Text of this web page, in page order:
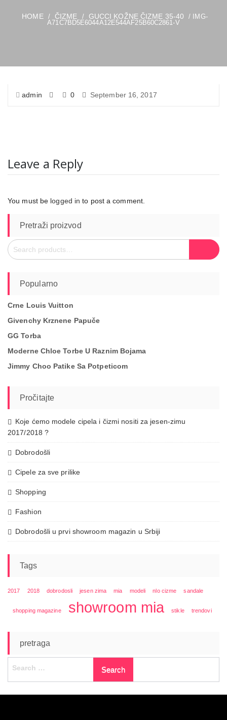
HOME / ČIZME / GUCCI KOŽNE ČIZME 35-40
/ IMG-
A71C7BD5E6044A12E544AF25B60C2861-V
admin 0 September 16, 2017
Leave a Reply
You must be logged in to post a comment.
Pretraži proizvod
Search
for:
Popularno
Crne Louis Vuitton
Givenchy Krznene Papuče
GG Torba
Moderne Chloe Torbe U Raznim Bojama
Jimmy Choo Patike Sa Potpeticom
Pročitajte
Koje ćemo modele cipela i čizmi nositi za jesen-zimu
2017/2018 ?
Dobrodošli
Cipele za sve prilike
Shopping
Fashion
Dobrodošli u prvi showroom magazin u Srbiji
Tags
2017 2018 dobrodosli jesen zima mia modeli nlo cizme sandale
shopping magazine showroom mia stikle trendovi
pretraga